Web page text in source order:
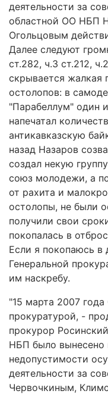
деятельности за
областной ОО НБП
Огольцовым
Далее следуют
ст.282, ч.3 ст.212,
скрывается жалкая
остолопов: в
"Парабеллум" один
напечатал
антикавказскую
назад Назаров
создал некую
союз молодежи, а
от рахита и
остолопы, не были
получили свои
покопалась в
Если я покопаюсь в
Генеральной
им наскребу.
"15 марта 2007
прокуратурой, -
прокурор
НБП было вынесено
недопустимости
деятельности за
Червочкиным,